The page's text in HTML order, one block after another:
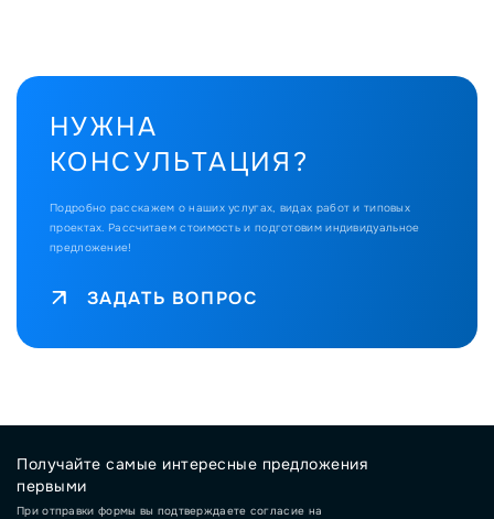
НУЖНА
КОНСУЛЬТАЦИЯ?
Подробно расскажем о наших услугах, видах работ и типовых
проектах. Рассчитаем стоимость и подготовим индивидуальное
предложение!
ЗАДАТЬ ВОПРОС
Получайте самые интересные предложения
первыми
При отправки формы вы подтверждаете согласие на